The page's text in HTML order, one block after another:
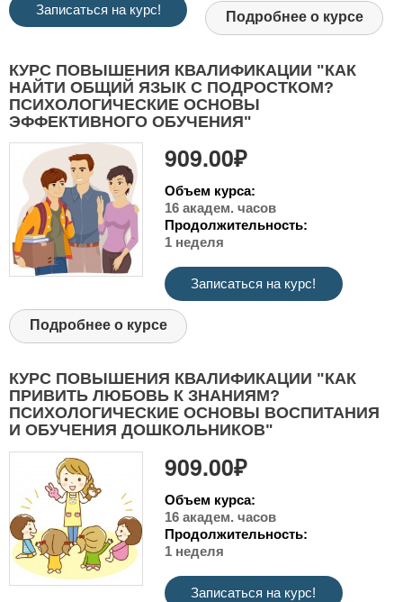
Записаться на курс! Подробнее о курсе
КУРС ПОВЫШЕНИЯ КВАЛИФИКАЦИИ "КАК
НАЙТИ ОБЩИЙ ЯЗЫК С ПОДРОСТКОМ?
ПСИХОЛОГИЧЕСКИЕ ОСНОВЫ
ЭФФЕКТИВНОГО ОБУЧЕНИЯ"
909.00₽
Объем курса:
16 академ. часов
Продолжительность:
1 неделя
Записаться на курс!
Подробнее о курсе
КУРС ПОВЫШЕНИЯ КВАЛИФИКАЦИИ "КАК
ПРИВИТЬ ЛЮБОВЬ К ЗНАНИЯМ?
ПСИХОЛОГИЧЕСКИЕ ОСНОВЫ ВОСПИТАНИЯ
И ОБУЧЕНИЯ ДОШКОЛЬНИКОВ"
909.00₽
Объем курса:
16 академ. часов
Продолжительность:
1 неделя
Записаться на курс!